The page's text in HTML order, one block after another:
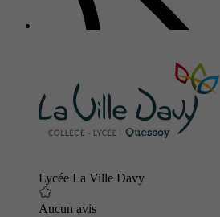
Lycée La Ville Davy
Aucun avis